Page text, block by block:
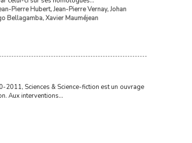
Pierre Hubert,Jean-Pierre Vernay,Johan
Bellagamba,Xavier Mauméjean
Sciences & Science-fiction est un ouvrage
Aux interventions...